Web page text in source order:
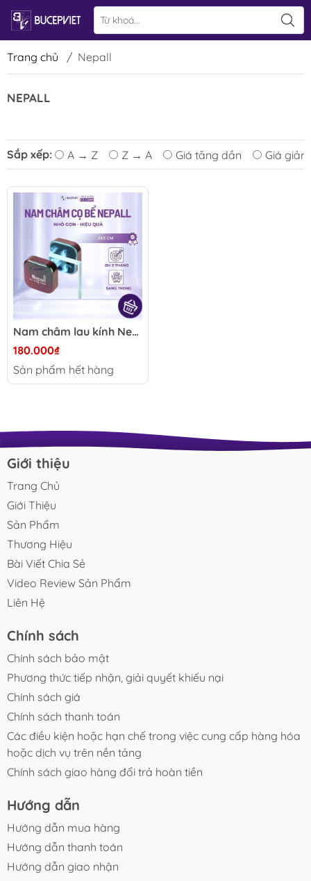
Trang chủ / Nepall
NEPALL
Sắp xếp: A → Z Z → A Giá tăng dần Giá
Nam châm lau kính Nepall 3x3x3cm - Nhỏ gọn hỗ trợ làm sạch rêu tảo bể cá, vệ sinh kính hồ thủy sinh tiện lợi
180.000₫
Sản phẩm hết hàng
Giới thiệu
Trang Chủ
Giới Thiệu
Sản Phẩm
Thương Hiệu
Bài Viết Chia Sẻ
Video Review Sản Phẩm
Liên Hệ
Chính sách
Chính sách bảo mật
Phương thức tiếp nhận, giải quyết khiếu nại
Chính sách giá
Chính sách thanh toán
Các điều kiện hoặc hạn chế trong việc cung cấp hàng hóa
hoặc dịch vụ trên nền tảng
Chính sách giao hàng đổi trả hoàn tiền
Hướng dẫn
Hướng dẫn mua hàng
Hướng dẫn thanh toán
Hướng dẫn giao nhận